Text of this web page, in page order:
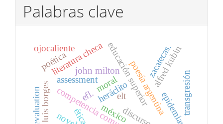
Palabras clave
discurso
educación superior
heráclito
john milton poesía argentina
ética
moral
méxico
alfred kubin
literatura checa
assessment
evaluation elt
efl.
ojocaliente zacatecas.
epidemias.
poética
transgresión